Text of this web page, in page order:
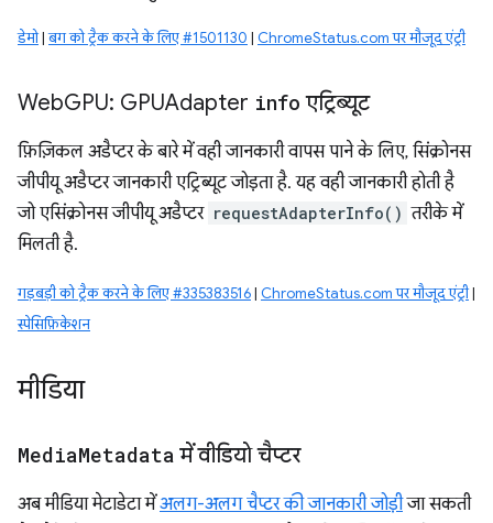
डेमो|बग को ट्रैक करने के लिए #1501130 | ChromeStatus.com पर मौजूद एंट्री
WebGPU: GPUAdapter info एट्रिब्यूट
फ़िज़िकल अडैप्टर के बारे में वही जानकारी वापस पाने के लिए, सिंक्रोनस
जीपीयू अडैप्टर जानकारी एट्रिब्यूट जोड़ता है. यह वही जानकारी होती है
जो एसिंक्रोनस जीपीयू अडैप्टर requestAdapterInfo() तरीके में
मिलती है.
गड़बड़ी को ट्रैक करने के लिए #335383516| ChromeStatus.com पर मौजूद एंट्री|
स्पेसिफ़िकेशन
मीडिया
MediaMetadata में वीडियो चैप्टर
अब मीडिया मेटाडेटा मेंअलग-अलग चैप्टर की जानकारी जोड़ीजा सकती